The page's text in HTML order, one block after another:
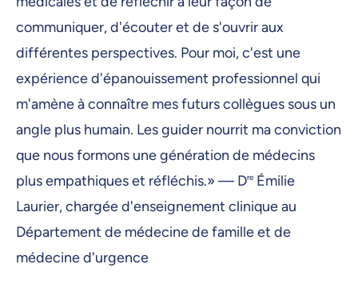
communiquer, d'écouter et de s'ouvrir aux
différentes perspectives. Pour moi, c'est une
expérience d'épanouissement professionnel qui
m'amène à connaître mes futurs collègues sous un
angle plus humain. Les guider nourrit ma conviction
que nous formons une génération de médecins
plus empathiques et réfléchis.» — Dre Émilie
Laurier, chargée d'enseignement clinique au
Département de médecine de famille et de
médecine d'urgence